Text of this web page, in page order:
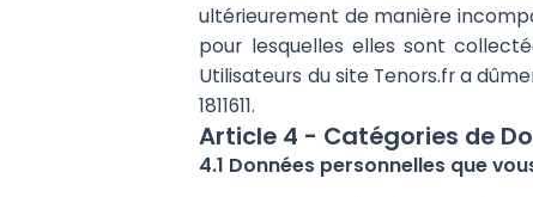
ultérieurement de manière
pour lesquelles elles sont
Utilisateurs du site Tenors.fr a
1811611.
Article 4 - Catégories de
4.1 Données personnelles que